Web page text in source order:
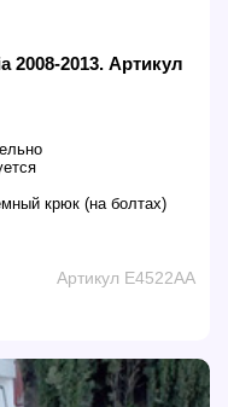
2008-2013. Артикул
крюк (на болтах)
Артикул E4522AA